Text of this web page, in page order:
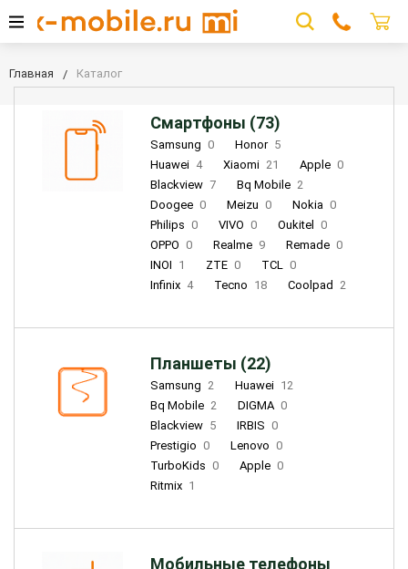
Главная Каталог
Смартфоны (73)
Samsung 0 Honor 5
Huawei 4 Xiaomi 21 Apple 0
Blackview 7 Bq Mobile 2
Doogee 0 Meizu 0 Nokia 0
Philips 0 VIVO 0 Oukitel
0
OPPO 0 Realme 9 Remade 0
INOI 1 ZTE 0 TCL 0
Infinix 4 Tecno 18 Coolpad 2
Планшеты (22)
Samsung 2 Huawei 12
Bq Mobile 2 DIGMA 0
Blackview 5 IRBIS 0
Prestigio 0 Lenovo 0
TurboKids 0 Apple 0
Ritmix 1
Мобильные телефоны